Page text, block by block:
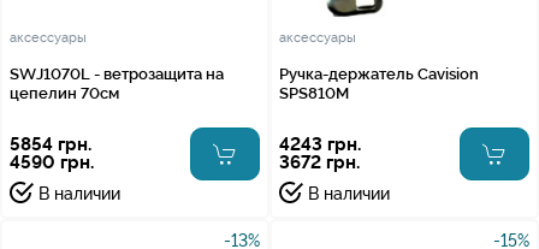
аксессуары
SWJ1070L - ветрозащита на
цепелин 70см
5854 грн.
4590 грн.
В наличии
аксессуары
Ручка-держатель Cavision
SPS810M
4243 грн.
3672 грн.
В наличии
-13% -15%